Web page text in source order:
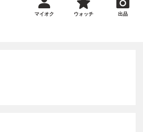
マイオク ウォッチ 出品